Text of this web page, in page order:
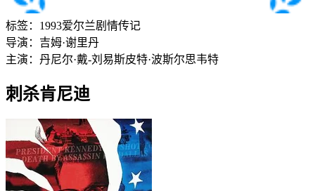
标签： 1993爱尔兰剧情传记
导演： 吉姆·谢里丹
主演： 丹尼尔·戴-刘易斯皮特·波斯尔思韦特
刺杀肯尼迪